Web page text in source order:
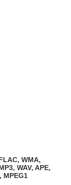
WMA,
WAV, APE,
MPEG1